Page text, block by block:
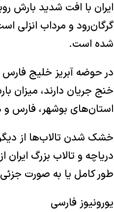
ایران با افت شدید بارش
شده است.
در حوضه آبریز خلیج فارس
استان‌های بوشهر، فارس و
دریاچه و تالاب بزرگ
طور کامل یا به صورت
یورونیوز فارسی